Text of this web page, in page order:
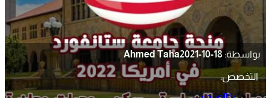
بواسطة: Ahmed Taha2021-10-18
التخصص: